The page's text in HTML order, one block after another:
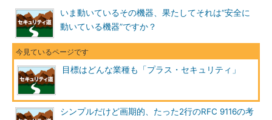
いま動いているその機器、果たしてそれは“安全に
動いている機器”ですか？
目標はどんな業種も「プラス・セキュリティ」
シンプルだけど画期的、たった2行のRFC 9116の考